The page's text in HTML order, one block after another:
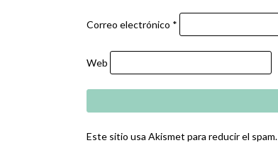
Correo electrónico *
Web
Este sitio usa Akismet para reducir el spam.